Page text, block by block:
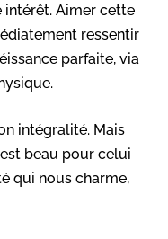
intérêt. Aimer cette
ressentir
parfaite, via
intégralité. Mais
beau pour celui
qui nous charme,